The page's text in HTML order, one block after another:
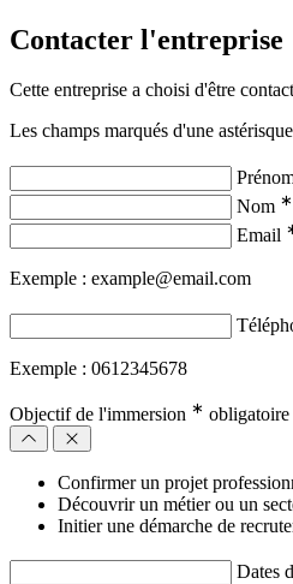
Contacter l'entreprise
Cette entreprise a choisi d'être
Les champs marqués d'une
Nom ∗
Email
Exemple : example@email.com
Exemple : 0612345678
Objectif de l'immersion ∗ obligatoire
Confirmer un projet
Découvrir un métier ou un
Initier une démarche de
Dates